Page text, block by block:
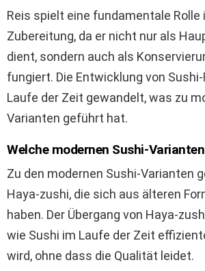
Reis spielt eine fundamentale Rolle
Zubereitung, da er nicht nur als
dient, sondern auch als
fungiert. Die Entwicklung von
Laufe der Zeit gewandelt, was zu
Varianten geführt hat.
Welche modernen Sushi-
Zu den modernen Sushi-Varianten
Haya-zushi, die sich aus älteren
haben. Der Übergang von Haya-
wie Sushi im Laufe der Zeit
wird, ohne dass die Qualität leidet.